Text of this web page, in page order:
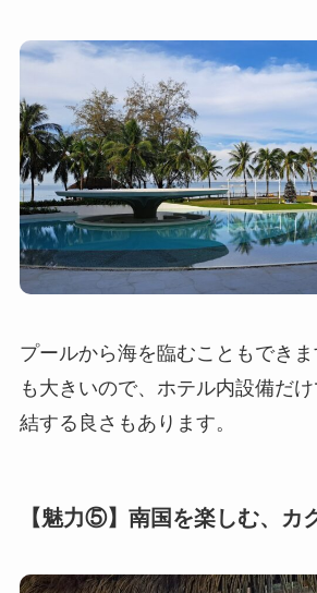
プールから海を臨むこともでき
も大きいので、ホテル内設備だ
結する良さもあります。
【魅力⑤】南国を楽しむ、カ